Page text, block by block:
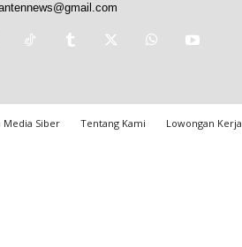
Media Siber Tentang Kami Lowongan Kerja